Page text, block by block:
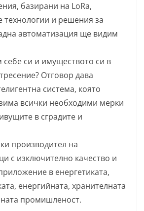
базирани на LoRa,
технологии и решения за
автоматизация ще видим
си и имуществото си в
Отговор дава
система, която
всички необходими мерки
в сградите и
производител на
с изключително качество и
в енергетиката,
енергийната, хранителната
промишленост.